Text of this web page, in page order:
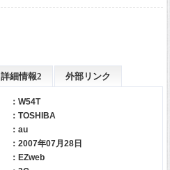
詳細情報2 外部リンク
：W54T
： TOSHIBA
： au
：2007年07月28日
：EZweb